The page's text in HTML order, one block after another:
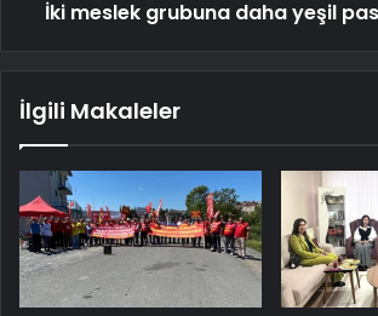
İki meslek grubuna daha yeşil
İlgili Makaleler